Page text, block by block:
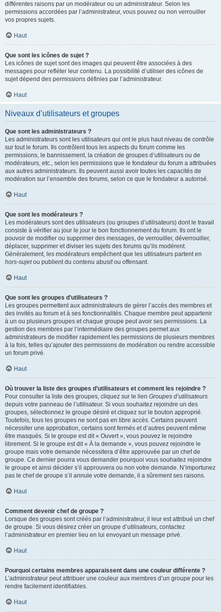
différentes raisons par un modérateur ou un administrateur. Selon les
permissions accordées par l’administrateur, vous pouvez ou non verrouiller
vos propres sujets.
Haut
Que sont les icônes de sujet ?
Les icônes de sujet sont des images qui peuvent être associées à des
messages pour refléter leur contenu. La possibilité d’utiliser des icônes de
sujet dépend des permissions définies par l’administrateur.
Haut
Niveaux d’utilisateurs et groupes
Que sont les administrateurs ?
Les administrateurs sont les utilisateurs qui ont le plus haut niveau de contrôle
sur tout le forum. Ils contrôlent tous les aspects du forum comme les
permissions, le bannissement, la création de groupes d’utilisateurs ou de
modérateurs, etc., selon les permissions que le fondateur du forum a attribuées
aux autres administrateurs. Ils peuvent aussi avoir toutes les capacités de
modération sur l’ensemble des forums, selon ce que le fondateur a autorisé.
Haut
Que sont les modérateurs ?
Les modérateurs sont des utilisateurs (ou groupes d’utilisateurs) dont le travail
consiste à vérifier au jour le jour le bon fonctionnement du forum. Ils ont le
pouvoir de modifier ou supprimer des messages, de verrouiller, déverrouiller,
déplacer, supprimer et diviser les sujets des forums qu’ils modèrent.
Généralement, les modérateurs empêchent que les utilisateurs partent en
hors-sujetou publient du contenu abusif ou offensant.
Haut
Que sont les groupes d’utilisateurs ?
Les groupes permettent aux administrateurs de gérer l’accès des membres et
des invités au forum et à ses fonctionnalités. Chaque membre peut appartenir
à un ou plusieurs groupes et chaque groupe peut avoir ses permissions. La
gestion des membres par l’intermédiaire des groupes permet aux
administrateurs de modifier rapidement les permissions de plusieurs membres
à la fois, telles qu’ajouter des permissions de modération ou rendre accessible
un forum privé.
Haut
Où trouver la liste des groupes d’utilisateurs et comment les rejoindre ?
Pour consulter la liste des groupes, cliquez sur le lien Groupes d’utilisateurs
depuis votre panneau de l’utilisateur. Si vous souhaitez rejoindre un des
groupes, sélectionnez le groupe désiré et cliquez sur le bouton approprié.
Toutefois, tous les groupes ne sont pas en libre accès. Certains peuvent
nécessiter une approbation, certains sont fermés et d’autres peuvent même
être masqués. Si le groupe est dit « Ouvert », vous pouvez le rejoindre
librement. Si le groupe est dit « À la demande », vous pouvez rejoindre le
groupe mais votre demande nécessitera d’être approuvée par un chef de
groupe. Ce dernier pourra vous demander pourquoi vous souhaitez rejoindre
le groupe et ainsi décider s’il approuvera ou non votre demande. N’importunez
pas le chef de groupe s’il annule votre demande, il a sûrement ses raisons.
Haut
Comment devenir chef de groupe ?
Lorsque des groupes sont créés par l’administrateur, il leur est attribué un chef
de groupe. Si vous désirez créer un groupe d’utilisateurs, contactez
l’administrateur en premier lieu en lui envoyant un message privé.
Haut
Pourquoi certains membres apparaissent dans une couleur différente ?
L’administrateur peut attribuer une couleur aux membres d’un groupe pour les
rendre facilement identifiables.
Haut